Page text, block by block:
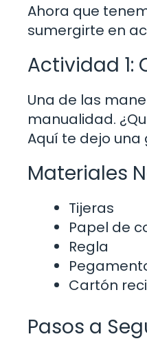
Ahora que
sumergirte en
Actividad 1:
Una de las
manualidad.
Aquí te dejo una
Materiales
Tijeras
Papel de
Regla
Cartón
Pasos a